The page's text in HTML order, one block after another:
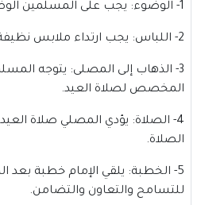
1- الوضوء: يجب على المسلمين الوضوء قبل الصلاة.
2- اللباس: يجب ارتداء ملابس نظيفة ومحتشمة.
3- الذهاب إلى المصلى: يتوجه
المخصص لصلاة العيد.
4- الصلاة: يؤدي المصلي صلاة
الصلاة.
5- الخطبة: يلقي الإمام خطبة بعد
للتسامح والتعاون والتضامن.